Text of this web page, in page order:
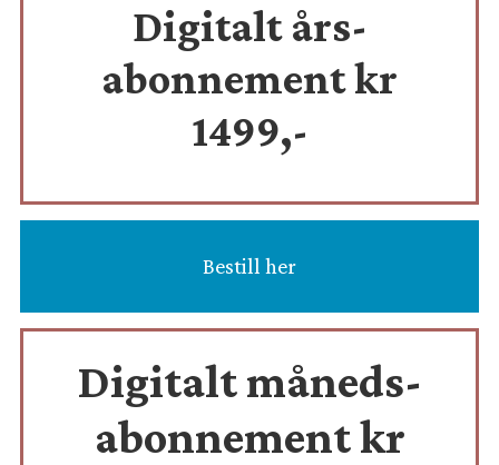
Digitalt års-
abonnement kr
1499,-
Bestill her
Digitalt måneds-
abonnement kr